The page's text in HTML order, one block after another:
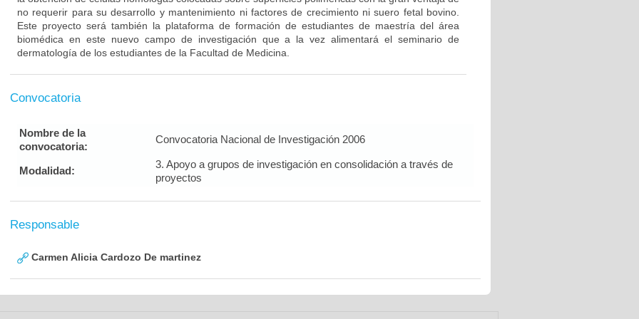
no requerir para su desarrollo y mantenimiento ni factores de crecimiento ni suero fetal bovino.
Este proyecto será también la plataforma de formación de estudiantes de maestría del área
biomédica en este nuevo campo de investigación que a la vez alimentará el seminario de
dermatología de los estudiantes de la Facultad de Medicina.
Convocatoria
Nombre de la
convocatoria:
Convocatoria Nacional de Investigación 2006
Modalidad:
3. Apoyo a grupos de investigación en consolidación a través de
proyectos
Responsable
Carmen Alicia Cardozo De martinez